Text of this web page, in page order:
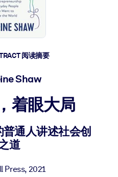
的技能。
的 LMS/LXP，以获得更强的学习效
阅读摘要
Shaw
着眼大局
通人讲述社会创
道
Press, 2021